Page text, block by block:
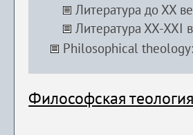
Литература до ХХ
Литература ХХ-ХХI
Philosophical
Философская